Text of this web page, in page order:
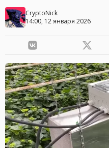
CryptoNick
14:00, 12 января 2026